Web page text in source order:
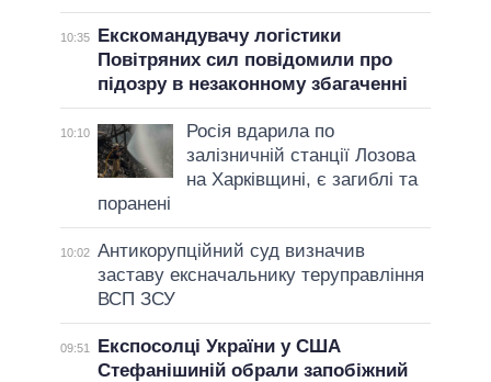
10:35
Екскомандувачу логістики
Повітряних сил повідомили про
підозру в незаконному збагаченні
10:10
Росія вдарила по
залізничній станції Лозова
на Харківщині, є загиблі та
поранені
10:02 Антикорупційний суд визначив
заставу ексначальнику теруправління
ВСП ЗСУ
09:51
Експосолці України у США
Стефанішиній обрали запобіжний